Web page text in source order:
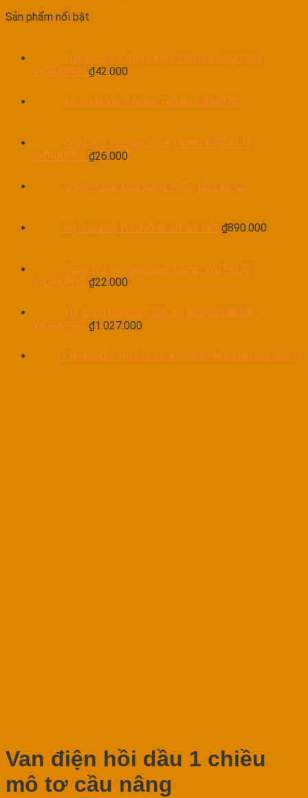
Sản phẩm nổi bật
Tua vít bake đầu to dài 150mm W021252
WORKPRO ₫42.000
Tủ Đồ Nghề 7 Ngăn Toptul TBAI0702
Tuýp 1/2 lục giác size 19mm W074179
WORKPRO ₫26.000
Chuyên Bán Cầu Nâng 1 Trụ Rửa Xe Cũ
Bộ dụng cụ W009045 90 chi tiết ₫890.000
Tuýp 1/2 lục giác size 15mm W074175
WORKPRO ₫22.000
Túi đựng dụng cụ 156 chi tiết W009036
WORKPRO ₫1.027.000
Cầu nâng 1 trụ rửa xe ô tô Việt Nam lắp nổi chữ H
Van điện hồi dầu 1 chiều
mô tơ cầu nâng